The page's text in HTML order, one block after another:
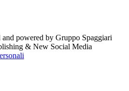
powered by Gruppo Spaggiari
& New Social Media